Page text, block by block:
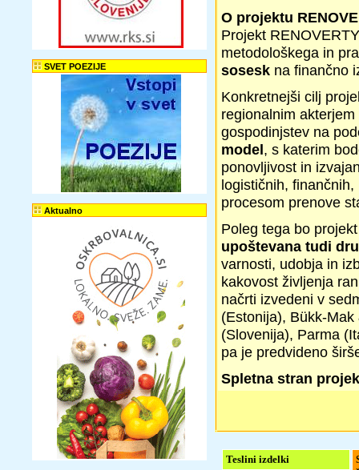
SVET POEZIJE
Aktualno
O projektu
Projekt
metodološkega in
sosesk na finančno
Konkretnejši cilj
regionalnim
gospodinjstev na
model, s katerim
ponovljivost in
logističnih,
procesom prenove
Poleg tega bo
upoštevana tudi
varnosti, udobja in
kakovost življenja
načrti izvedeni v
(Estonija), Bükk-
(Slovenija), Parma
pa je predvideno
Spletna stran
Teslini izdelki